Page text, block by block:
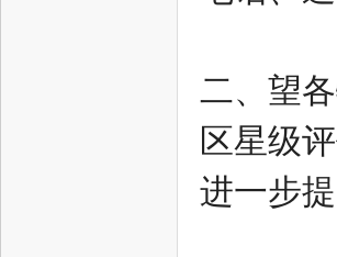
二、望
区星级
进一步